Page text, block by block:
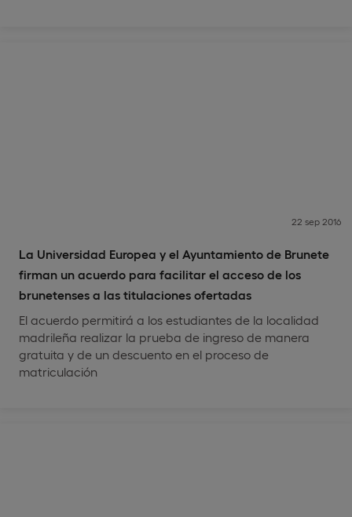
La Universidad Europea y el Ayuntamiento de Brunete
firman un acuerdo para facilitar el acceso de los
brunetenses a las titulaciones ofertadas
22 sep 2016
El acuerdo permitirá a los estudiantes de la localidad
madrileña realizar la prueba de ingreso de manera
gratuita y de un descuento en el proceso de
matriculación